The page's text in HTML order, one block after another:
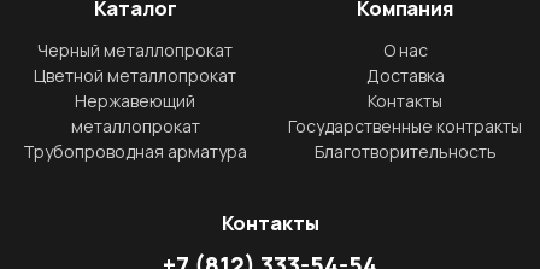
Каталог
Черный металлопрокат
Цветной металлопрокат
Нержавеющий
металлопрокат
Трубопроводная арматура
Компания
О нас
Доставка
Контакты
Государственные контракты
Благотворительность
Контакты